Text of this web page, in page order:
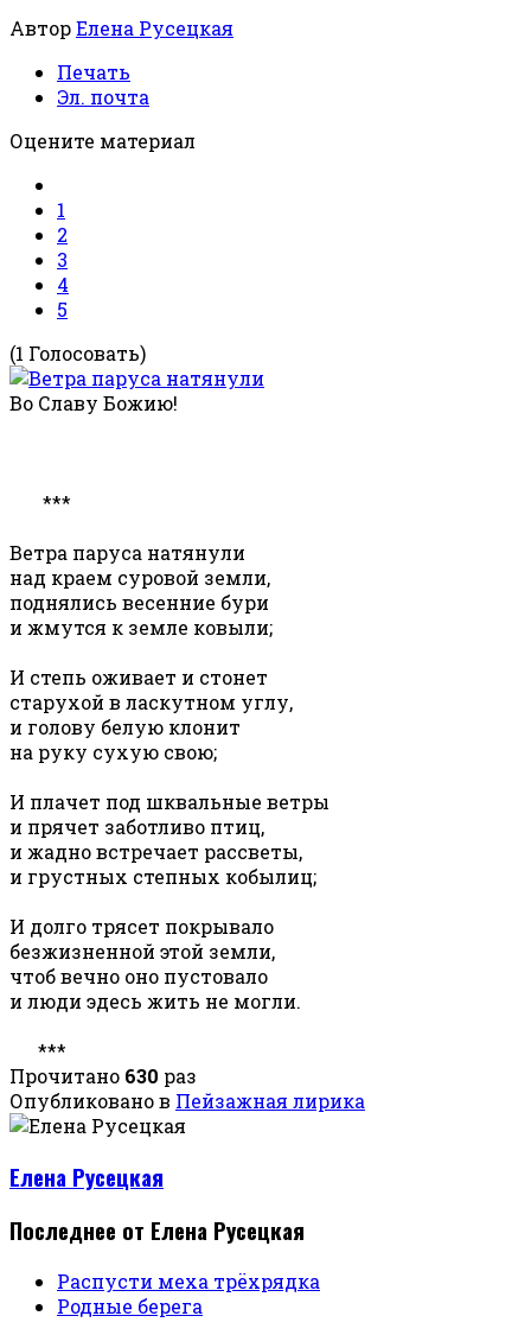
АвторЕлена Русецкая
Печать
Эл. почта
Оцените материал
1
2
3
4
5
(1 Голосовать)
Во Славу Божию!
***
Ветра паруса натянули
над краем суровой земли,
поднялись весенние бури
и жмутся к земле ковыли;
И степь оживает и стонет
старухой в ласкутном углу,
и голову белую клонит
на руку сухую свою;
И плачет под шквальные ветры
и прячет заботливо птиц,
и жадно встречает рассветы,
и грустных степных кобылиц;
И долго трясет покрывало
безжизненной этой земли,
чтоб вечно оно пустовало
и люди эдесь жить не могли.
***
Прочитано 630 раз
Опубликовано в Пейзажная лирика
Елена Русецкая
Последнее от Елена Русецкая
Распусти меха трёхрядка
Родные берега